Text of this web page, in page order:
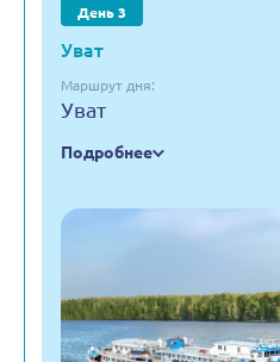
День 3
Уват
Маршрут дня:
Уват
Подробнее